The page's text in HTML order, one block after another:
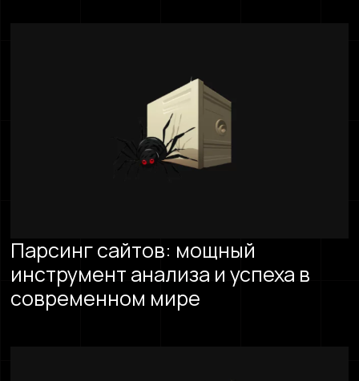
Парсинг сайтов: мощный
инструмент анализа и успеха в
современном мире